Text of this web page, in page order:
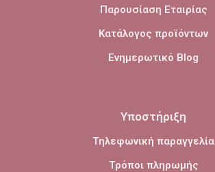
Παρουσίαση Εταιρίας
Κατάλογος προϊόντων
Ενημερωτικό Blog
Υποστήριξη
Τηλεφωνική παραγγελία
Τρόποι πληρωμής